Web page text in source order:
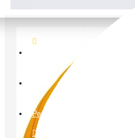
Реєстрація